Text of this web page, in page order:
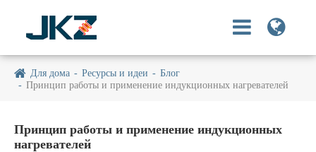
Для дома Ресурсы и идеи
Блог
Принцип работы и применение индукционных нагревателей
Принцип работы и применение индукционных
нагревателей